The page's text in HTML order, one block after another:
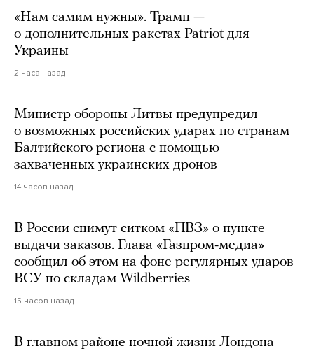
«Нам самим нужны». Трамп —
о дополнительных ракетах Patriot для
Украины
2 часа назад
Министр обороны Литвы предупредил
о возможных российских ударах по странам
Балтийского региона с помощью
захваченных украинских дронов
14 часов назад
В России снимут ситком «ПВЗ» о пункте
выдачи заказов. Глава «Газпром-медиа»
сообщил об этом на фоне регулярных ударов
ВСУ по складам Wildberries
15 часов назад
В главном районе ночной жизни Лондона